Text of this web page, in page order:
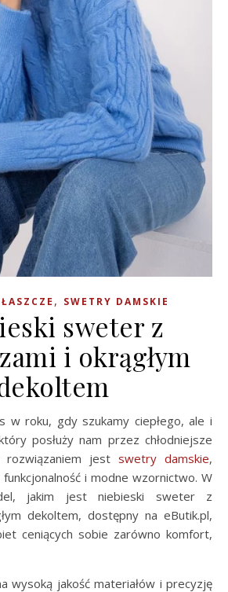
, SWETRY DAMSKIE
sweter z
i okrągłym
posłuży nam przez chłodniejsze
rozwiązaniem jest swetry damskie,
i modne wzornictwo. W
jakim jest niebieski sweter z
dekoltem, dostępny na eButik.pl,
ceniących sobie zarówno komfort,
wysoką jakość materiałów i precyzję